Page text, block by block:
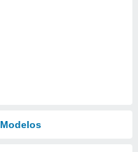
Modelos